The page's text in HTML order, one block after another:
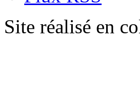
Site réalisé en